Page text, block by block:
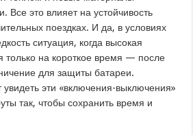
Все это влияет на устойчивость
поездках. И да, в условиях
ситуация, когда высокая
только на короткое время — после
для защиты батареи.
увидеть эти «включения-выключения»
так, чтобы сохранить время и